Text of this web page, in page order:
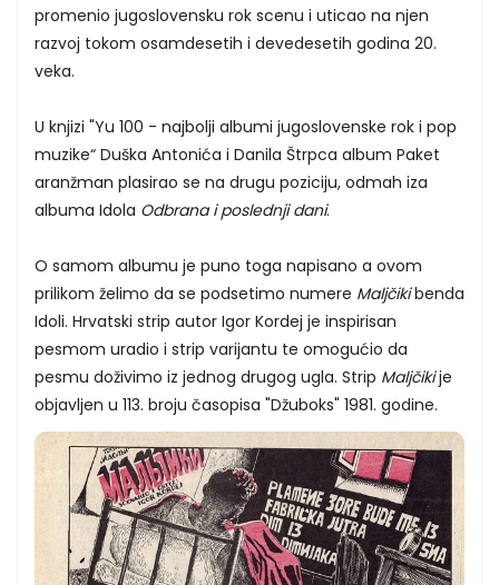
promenio jugoslovensku rok scenu i uticao na njen
razvoj tokom osamdesetih i devedesetih godina 20.
veka.
U knjizi "Yu 100 - najbolji albumi jugoslovenske rok i pop
muzike“ Duška Antonića i Danila Štrpca album Paket
aranžman plasirao se na drugu poziciju, odmah iza
albuma Idola Odbrana i poslednji dani.
O samom albumu je puno toga napisano a ovom
prilikom želimo da se podsetimo numere Maljčikibenda
Idoli. Hrvatski strip autor Igor Kordej je inspirisan
pesmom uradio i strip varijantu te omogućio da
pesmu doživimo iz jednog drugog ugla. Strip Maljčikije
objavljen u 113. broju časopisa "Džuboks" 1981. godine.